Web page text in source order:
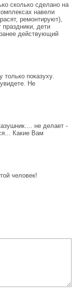
сколько сделано на
навели
ремонтируют),
дети
действующий
показуху.
Не
не делает -
Какие Вам
человек!